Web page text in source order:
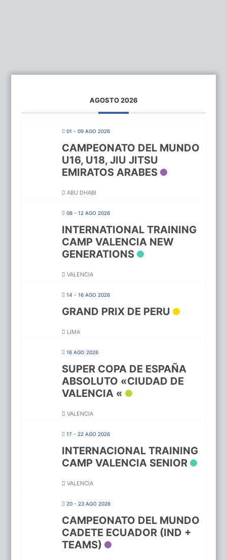
AGOSTO 2026
01 - 09 AGO 2026
CAMPEONATO DEL MUNDO
U16, U18, JIU JITSU
EMIRATOS ARABES
ABU DHABI
08 - 12 AGO 2026
INTERNATIONAL TRAINING
CAMP VALENCIA NEW
GENERATIONS
VALENCIA
14 - 16 AGO 2026
GRAND PRIX DE PERU
LIMA
16 AGO 2026
SUPER COPA DE ESPAÑA
ABSOLUTO «CIUDAD DE
VALENCIA «
VALENCIA
17 - 22 AGO 2026
INTERNACIONAL TRAINING
CAMP VALENCIA SENIOR
VALENCIA
20 - 23 AGO 2026
CAMPEONATO DEL MUNDO
CADETE ECUADOR (IND +
TEAMS)